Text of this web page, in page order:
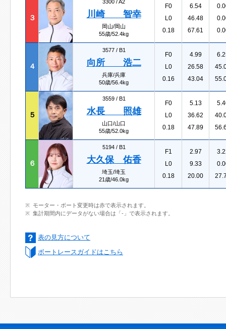
３
3300 /A2
川崎 智幸
岡山/岡山
55歳/52.4kg
F0
L0
0.18
6.54
46.48
67.61
４
3577 / B1
向所 浩二
兵庫/兵庫
50歳/56.4kg
F0
L0
0.16
4.99
26.58
43.04
５
3559 / B1
水長 照雄
山口/山口
55歳/52.0kg
F0
L0
0.18
5.13
36.62
47.89
６
5194 / B1
大久保 佑香
埼玉/埼玉
21歳/46.0kg
F1
L0
0.18
2.97
9.33
20.00
モーター・ボート変更時は赤で表示されます。
集計期間内にデータがない場合は「-」で表示されます。
表の見方について
ボートレースガイドはこちら